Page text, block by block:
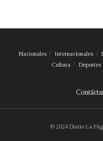
Nacionales Internacionales
Cultura
Deportes
© 2024 Diario La